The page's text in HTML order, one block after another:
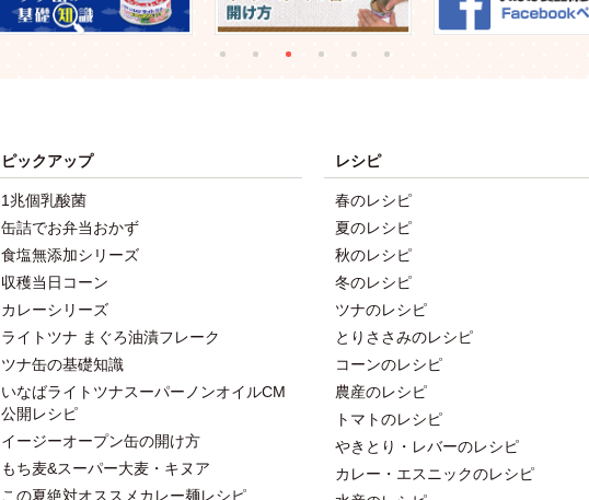
ピックアップ
1兆個乳酸菌
缶詰でお弁当おかず
食塩無添加シリーズ
収穫当日コーン
カレーシリーズ
ライトツナ まぐろ油漬フレーク
ツナ缶の基礎知識
いなばライトツナスーパーノンオイルCM
公開レシピ
イージーオープン缶の開け方
もち麦&スーパー大麦・キヌア
この夏絶対オススメカレー麺レシピ
レシピ
春のレシピ
夏のレシピ
秋のレシピ
冬のレシピ
ツナのレシピ
とりささみのレシピ
コーンのレシピ
農産のレシピ
トマトのレシピ
やきとり・レバーのレシピ
カレー・エスニックのレシピ